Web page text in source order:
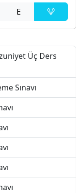
E
Üç Ders
Sınavı